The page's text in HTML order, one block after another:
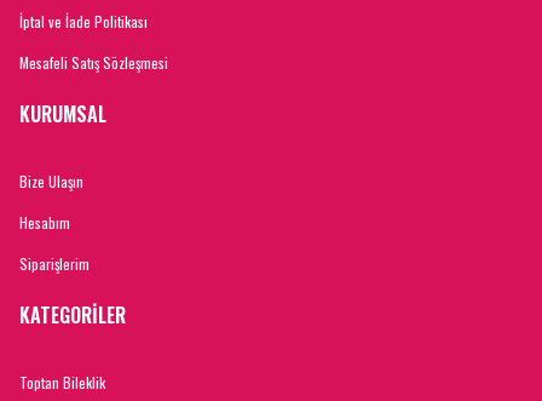
İptal ve İade Politikası
Mesafeli Satış Sözleşmesi
KURUMSAL
Bize Ulaşın
Hesabım
Siparişlerim
KATEGORİLER
Toptan Bileklik